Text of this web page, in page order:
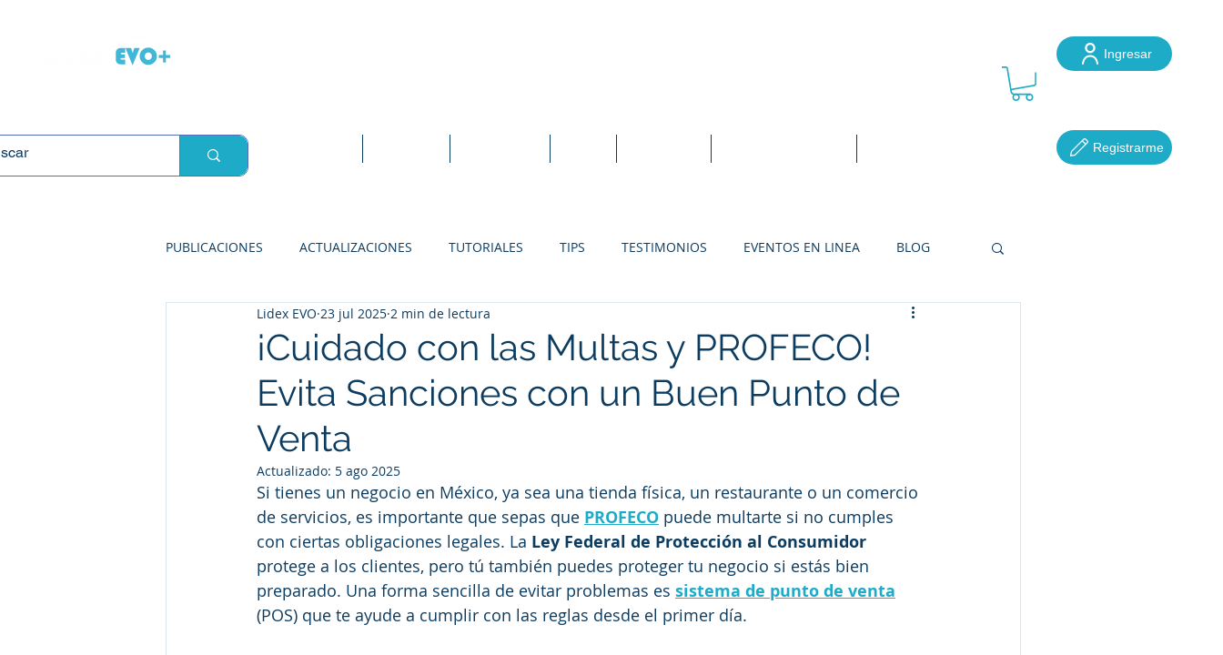
Ingresar
Registrarme
PUBLICACIONES ACTUALIZACIONES TUTORIALES TIPS TESTIMONIOS EVENTOS EN LINEA BLOG
SOLUCIONES PARA ABARROTES SOLUCIONES PARA RESTAURANTES
SOLUCIONES PARA FARMACIAS SOLUCIONES PARA TIENDAS DE REGALOS
¡Cuidado con las Multas y PROFECO!
Evita Sanciones con un Buen Punto de
Venta
Lidex EVO 23 jul 2025 2 min de lectura
Actualizado: 5 ago 2025
Si tienes un negocio en México, ya sea una tienda física, un restaurante o un comercio
de servicios, es importante que sepas que PROFECO puede multarte si no cumples
con ciertas obligaciones legales. La Ley Federal de Protección al Consumidor
protege a los clientes, pero tú también puedes proteger tu negocio si estás bien
preparado. Una forma sencilla de evitar problemas es sistema de punto de venta
(POS) que te ayude a cumplir con las reglas desde el primer día.